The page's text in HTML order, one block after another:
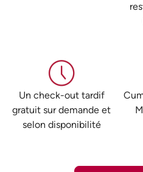
Un check-out tardif
gratuit sur demande et
selon disponibilité